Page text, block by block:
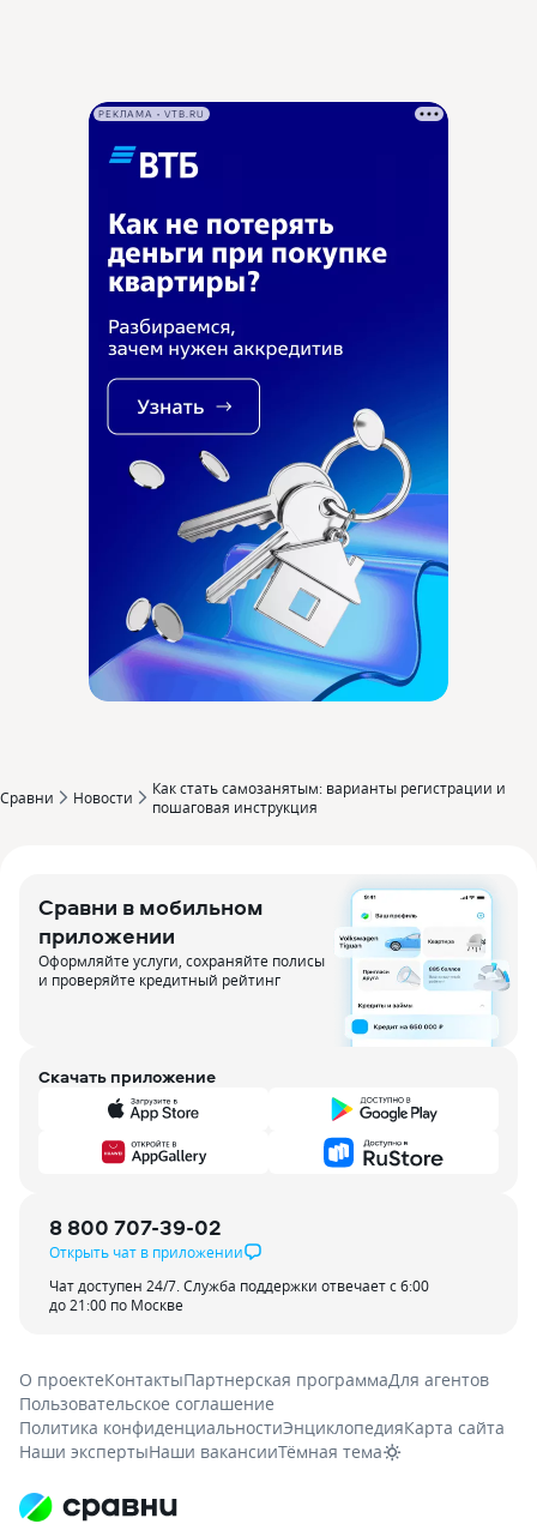
РЕКЛАМА • VTB.RU
Сравни Новости
Как стать самозанятым: варианты регистрации и
пошаговая инструкция
Сравни в мобильном
приложении
Оформляйте услуги, сохраняйте полисы
и проверяйте кредитный рейтинг
Скачать приложение
8 800 707-39-02
Открыть чат в приложении
Чат доступен 24/7. Служба поддержки отвечает с 6:00
до 21:00 по Москве
О проектеКонтактыПартнерская программаДля агентов
Пользовательское соглашение
Политика конфиденциальностиЭнциклопедияКарта сайта
Наши экспертыНаши вакансииТёмная тема